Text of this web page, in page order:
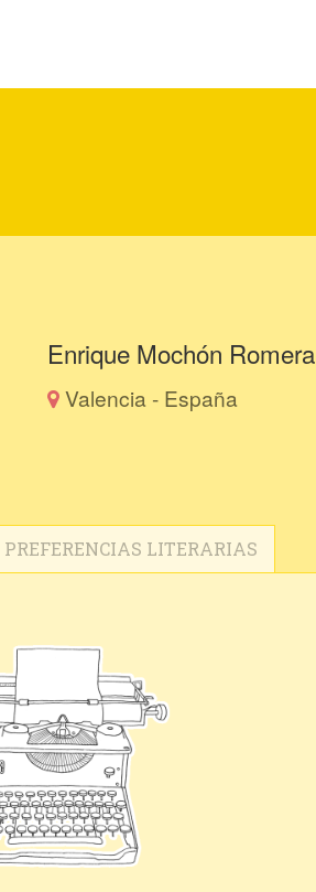
Enrique Mochón Romera
Valencia - España
PREFERENCIAS LITERARIAS